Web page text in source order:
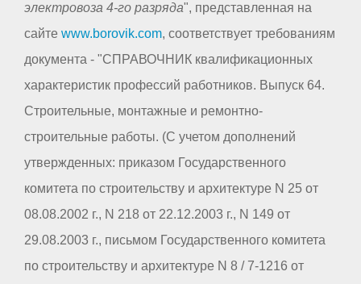
электровоза 4-го разряда", представленная на
сайте www.borovik.com, соответствует требованиям
документа - "СПРАВОЧНИК квалификационных
характеристик профессий работников. Выпуск 64.
Строительные, монтажные и ремонтно-
строительные работы. (С учетом дополнений
утвержденных: приказом Государственного
комитета по строительству и архитектуре N 25 от
08.08.2002 г., N 218 от 22.12.2003 г., N 149 от
29.08.2003 г., письмом Государственного комитета
по строительству и архитектуре N 8 / 7-1216 от